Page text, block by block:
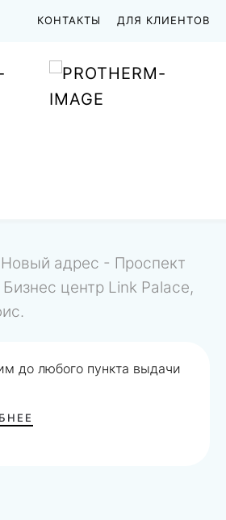
КОНТАКТЫ ДЛЯ КЛИЕНТОВ
адрес - Проспект
центр Link Palace,
до любого пункта выдачи